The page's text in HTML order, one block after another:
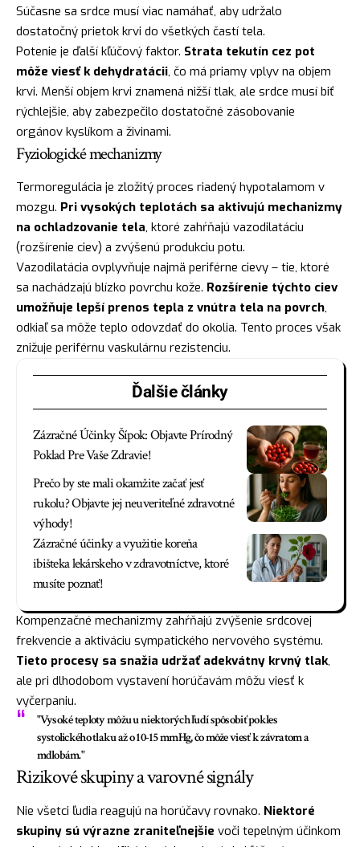
Súčasne sa srdce musí viac namáhať, aby udržalo
dostatočný prietok krvi do všetkých častí tela.
Potenie je ďalší kľúčový faktor. Strata tekutín cez pot
môže viesť k dehydratácii, čo má priamy vplyv na objem
krvi. Menší objem krvi znamená nižší tlak, ale srdce musí biť
rýchlejšie, aby zabezpečilo dostatočné zásobovanie
orgánov kyslíkom a živinami.
Fyziologické mechanizmy
Termoregulácia je zložitý proces riadený hypotalamom v
mozgu. Pri vysokých teplotách sa aktivujú mechanizmy
na ochladzovanie tela, ktoré zahŕňajú vazodilatáciu
(rozšírenie ciev) a zvýšenú produkciu potu.
Vazodilatácia ovplyvňuje najmä periférne cievy – tie, ktoré
sa nachádzajú blízko povrchu kože. Rozšírenie týchto ciev
umožňuje lepší prenos tepla z vnútra tela na povrch,
odkiaľ sa môže teplo odovzdať do okolia. Tento proces však
znižuje periférnu vaskulárnu rezistenciu.
Ďalšie články
Zázračné Účinky Šípok: Objavte Prírodný
Poklad Pre Vaše Zdravie!
Prečo by ste mali okamžite začať jesť
rukolu? Objavte jej neuveriteľné zdravotné
výhody!
Zázračné účinky a využitie koreňa
ibišteka lekárskeho v zdravotníctve, ktoré
musíte poznať!
Kompenzačné mechanizmy zahŕňajú zvýšenie srdcovej
frekvencie a aktiváciu sympatického nervového systému.
Tieto procesy sa snažia udržať adekvátny krvný tlak,
ale pri dlhodobom vystavení horúčavám môžu viesť k
vyčerpaniu.
"Vysoké teploty môžu u niektorých ľudí spôsobiť pokles
systolického tlaku až o 10-15 mmHg, čo môže viesť k závratom a
mdlobám."
Rizikové skupiny a varovné signály
Nie všetci ľudia reagujú na horúčavy rovnako. Niektoré
skupiny sú výrazne zraniteľnejšie voči tepelným účinkom